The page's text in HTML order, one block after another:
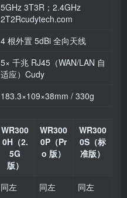
5GHz 3T3R；2.4GHz
2T2Rcudytech.com
4 根外置 5dBi 全向天线
5× 千兆 RJ45（WAN/LAN 自
适应）Cudy
183.3×109×38mm / 330g
WR300
0H（2.
5G
版）
WR300
0P（Pr
o 版）
WR300
0S（标
准版）
同左 同左 同左